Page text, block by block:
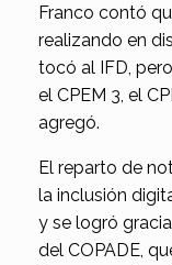
Franco contó
realizando en
tocó al IFD,
el CPEM 3, el
agregó.
El reparto de
la inclusión
y se logró
del COPADE,